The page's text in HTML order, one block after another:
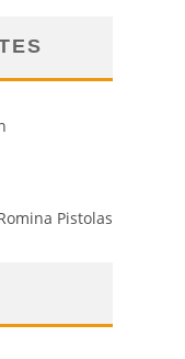
Pistolas